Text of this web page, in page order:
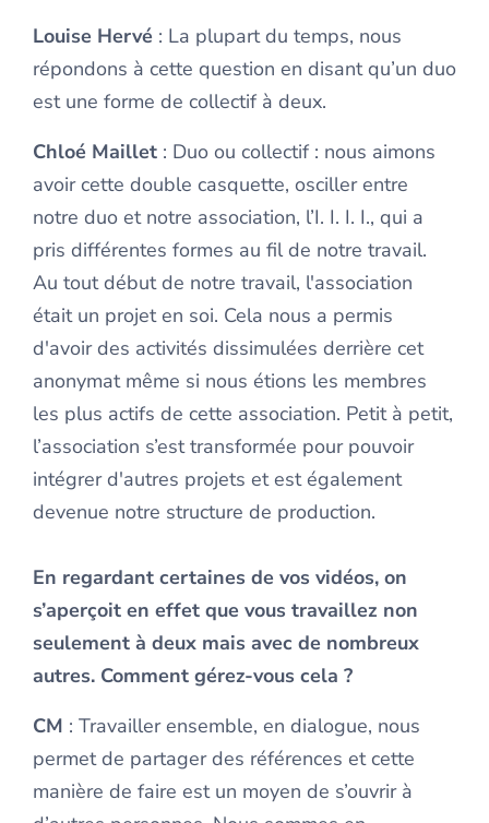
Louise Hervé : La plupart du temps, nous
répondons à cette question en disant qu’un duo
est une forme de collectif à deux.
Chloé Maillet : Duo ou collectif : nous aimons
avoir cette double casquette, osciller entre
notre duo et notre association, l’I. I. I. I., qui a
pris différentes formes au fil de notre travail.
Au tout début de notre travail, l'association
était un projet en soi. Cela nous a permis
d'avoir des activités dissimulées derrière cet
anonymat même si nous étions les membres
les plus actifs de cette association. Petit à petit,
l’association s’est transformée pour pouvoir
intégrer d'autres projets et est également
devenue notre structure de production.
En regardant certaines de vos vidéos, on
s’aperçoit en effet que vous travaillez non
seulement à deux mais avec de nombreux
autres. Comment gérez-vous cela ?
CM : Travailler ensemble, en dialogue, nous
permet de partager des références et cette
manière de faire est un moyen de s’ouvrir à